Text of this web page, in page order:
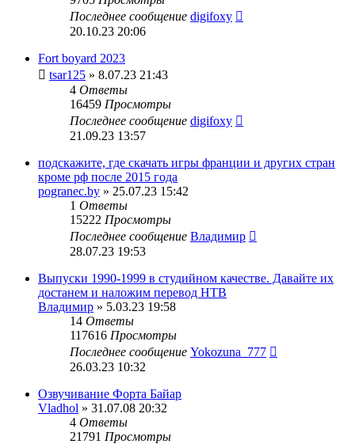
Последнее сообщение digifoxy
20.10.23 20:06
Fort boyard 2023
tsar125 » 8.07.23 21:43
4 Ответы
16459 Просмотры
Последнее сообщение digifoxy
21.09.23 13:57
подскажите, где скачать игры франции и других стран
кроме рф после 2015 года
pogranec.by » 25.07.23 15:42
1 Ответы
15222 Просмотры
Последнее сообщение Владимир
28.07.23 19:53
Выпуски 1990-1999 в студийном качестве. Давайте их
достанем и наложим перевод НТВ
Владимир » 5.03.23 19:58
14 Ответы
117616 Просмотры
Последнее сообщение Yokozuna_777
26.03.23 10:32
Озвучивание Форта Байар
Vladhol » 31.07.08 20:32
4 Ответы
21791 Просмотры